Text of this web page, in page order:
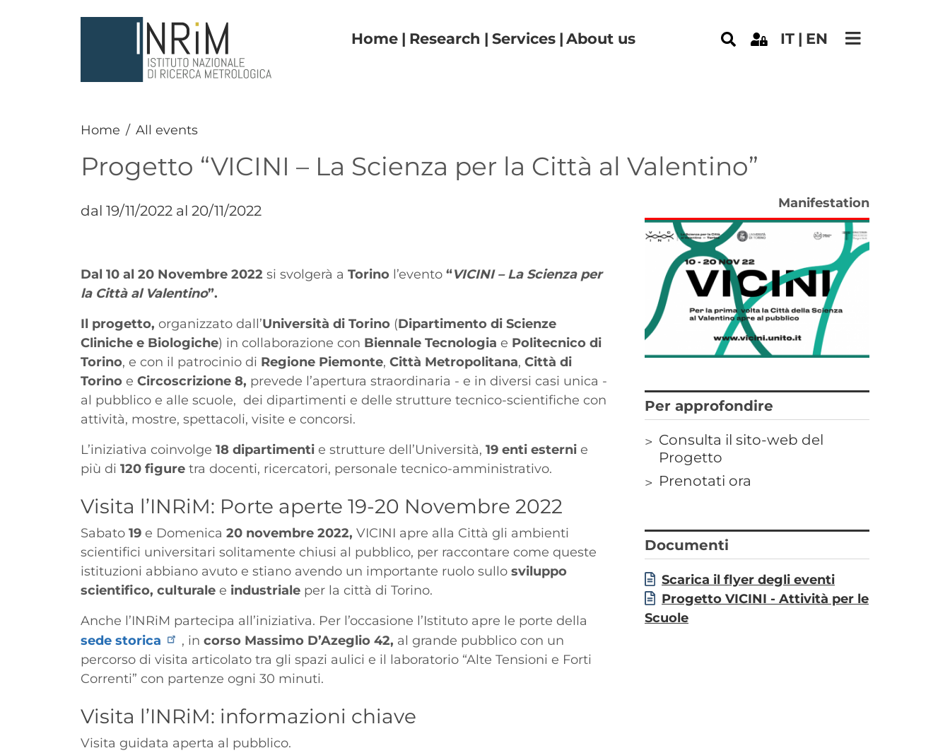
Navigazione principale
Home Research Services About us IT EN
Home All events
Progetto “VICINI – La Scienza per la Città al Valentino”
dal 19/11/2022 al 20/11/2022
Paragrafo
Testo
Dal 10 al 20 Novembre 2022 si svolgerà a Torino l’evento “VICINI – La Scienza per
la Città al Valentino”.
Il progetto, organizzato dall’Università di Torino (Dipartimento di Scienze
Cliniche e Biologiche) in collaborazione con Biennale Tecnologia e Politecnico di
Torino, e con il patrocinio di Regione Piemonte, Città Metropolitana, Città di
Torino e Circoscrizione 8, prevede l’apertura straordinaria - e in diversi casi unica -
al pubblico e alle scuole, dei dipartimenti e delle strutture tecnico-scientifiche con
attività, mostre, spettacoli, visite e concorsi.
L’iniziativa coinvolge 18 dipartimenti e strutture dell’Università, 19 enti esterni e
più di 120 figure tra docenti, ricercatori, personale tecnico-amministrativo.
Titolo
Visita l’INRiM: Porte aperte 19-20 Novembre 2022
Testo
Sabato 19 e Domenica 20 novembre 2022, VICINI apre alla Città gli ambienti
scientifici universitari solitamente chiusi al pubblico, per raccontare come queste
istituzioni abbiano avuto e stiano avendo un importante ruolo sullo sviluppo
scientifico, culturale e industriale per la città di Torino.
Anche l’INRiM partecipa all’iniziativa. Per l’occasione l’Istituto apre le porte della
sede storica
, incorso Massimo D’Azeglio 42, al grande pubblico con un
percorso di visita articolato tra gli spazi aulici e il laboratorio “Alte Tensioni e Forti
Correnti” con partenze ogni 30 minuti.
Titolo
Visita l’INRiM: informazioni chiave
Testo
Visita guidata aperta al pubblico.
Manifestation
Immagine
Correlati
Titolo
Per approfondire
Links
Consulta il sito-web del
Progetto
Prenotati ora
Titolo
Documenti
Allegati
Document
Scarica il flyer degli eventi
Document
Progetto VICINI - Attività per le
Scuole